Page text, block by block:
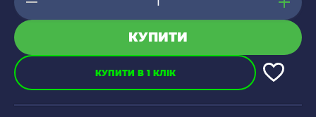
КУПИТИ
КУПИТИ В 1 КЛІК